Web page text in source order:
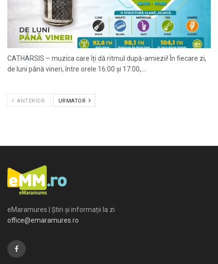
CATHARSIS – muzica care îți dă ritmul după-amiezii! În fiecare zi,
de luni până vineri, între orele 16:00 și 17:00,...
ANTERIOR URMATOR
eMaramures | Știri și informații la zi
office@emaramures.ro